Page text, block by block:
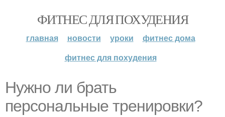
ФИТНЕС ДЛЯ ПОХУДЕНИЯ
главная новости уроки
фитнес дома
фитнес для похудения
Нужно ли брать
персональные тренировки?